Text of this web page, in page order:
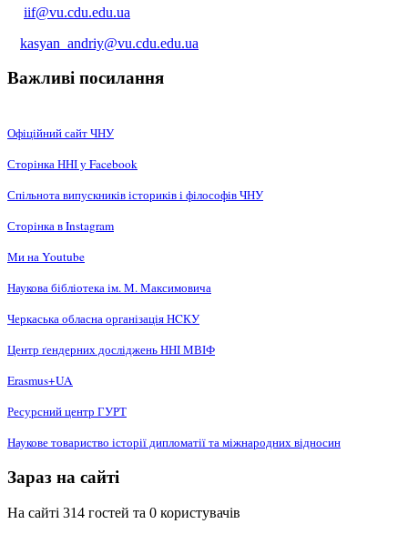
iif@vu.cdu.edu.ua
kasyan_andriy@vu.cdu.edu.ua
Важливі посилання
Офіційний сайт ЧНУ
Сторінка ННІ у Facebook
Спільнота випускників істориків і філософів ЧНУ
Сторінка в Instagram
Ми на Youtube
Наукова бібліотека ім. М. Максимовича
Черкаська обласна організація НCКУ
Центр ґендерних досліджень ННІ МВІФ
Erasmus+UA
Ресурсний центр ГУРТ
Наукове товариство історії дипломатії та міжнародних відносин
Зараз на сайті
На сайті 314 гостей та 0 користувачів